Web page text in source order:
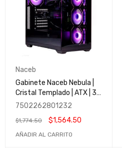
Naceb
Gabinete Naceb Nebula |
Cristal Templado | ATX | 3
Ventiladores | Led ARGB |
7502262801232
$1,774.50 $1,564.50
AÑADIR AL CARRITO